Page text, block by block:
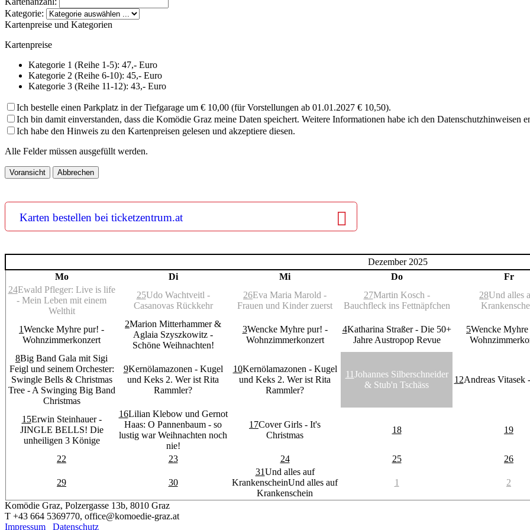
Kategorie:
Kartenpreise und Kategorien
Kartenpreise
Kategorie 1 (Reihe 1-5): 47,- Euro
Kategorie 2 (Reihe 6-10): 45,- Euro
Kategorie 3 (Reihe 11-12): 43,- Euro
Ich bestelle einen Parkplatz in der Tiefgarage um € 10,00 (für Vorstellungen ab 01.01.2027 € 10,50).
Ich bin damit einverstanden, dass die Komödie Graz meine Daten speichert. Weitere Informationen habe ich den Datenschutzhinweisen
Ich habe den Hinweis zu den Kartenpreisen gelesen und akzeptiere diesen.
Alle Felder müssen ausgefüllt werden.
Karten bestellen bei ticketzentrum.at
Dezember 2025
Mo
Di Mi Do Fr
24Ewald Pfleger: Live is life
- Mein Leben mit einem
Welthit
25Udo Wachtveitl -
Casanovas Rückkehr
26Eva Maria Marold -
Frauen und Kinder zuerst
27Martin Kosch -
Bauchfleck ins Fettnäpfchen
28Und alles
1Wencke Myhre pur! -
Wohnzimmerkonzert
2Marion Mitterhammer &
Aglaia Szyszkowitz -
Schöne Weihnachten!
3Wencke Myhre pur! -
Wohnzimmerkonzert
4Katharina Straßer - Die 50+
Jahre Austropop Revue
5Wencke
8Big Band Gala mit Sigi
Feigl und seinem Orchester:
Swingle Bells & Christmas
Tree - A Swinging Big Band
Christmas
9Kernölamazonen - Kugel
und Keks 2. Wer ist Rita
Rammler?
10Kernölamazonen - Kugel
und Keks 2. Wer ist Rita
Rammler?
11Johannes Silberschneider
& Stub'n Tschäss
12Andreas Vitasek
15Erwin Steinhauer -
JINGLE BELLS! Die
unheiligen 3 Könige
16Lilian Klebow und Gernot
Haas: O Pannenbaum - so
lustig war Weihnachten noch
nie!
17Cover Girls - It's
Christmas
18 19
22 23 24 25 26
29 30
31Und alles auf
KrankenscheinUnd alles auf
Krankenschein
1 2
Komödie Graz, Polzergasse 13b, 8010 Graz
T +43 664 5369770, office@komoedie-graz.at
Impressum
Datenschutz